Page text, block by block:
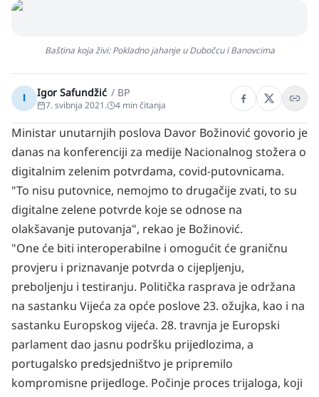
Osmrtnice
Baština koja živi: Pokladno jahanje u Dubočcu i Banovcima
I Igor Safundžić / BP
7. svibnja 2021. 4 min čitanja
Ministar unutarnjih poslova Davor Božinović govorio je
danas na konferenciji za medije Nacionalnog stožera o
digitalnim zelenim potvrdama, covid-putovnicama.
"To nisu putovnice, nemojmo to drugačije zvati, to su
digitalne zelene potvrde koje se odnose na
olakšavanje putovanja", rekao je Božinović.
"One će biti interoperabilne i omogućit će graničnu
provjeru i priznavanje potvrda o cijepljenju,
preboljenju i testiranju. Politička rasprava je održana
na sastanku Vijeća za opće poslove 23. ožujka, kao i na
sastanku Europskog vijeća. 28. travnja je Europski
parlament dao jasnu podršku prijedlozima, a
portugalsko predsjedništvo je pripremilo
kompromisne prijedloge. Počinje proces trijaloga, koji